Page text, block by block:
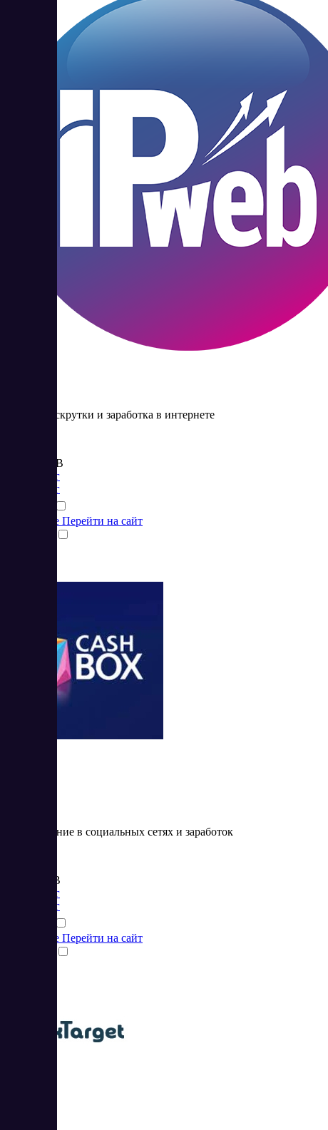
Сервис раскрутки и заработка в интернете
от 129 RUB
Маркетинг
Маркетинг
Подробнее Перейти на сайт
Продвижение в социальных сетях и заработок
от 0.1 RUB
Маркетинг
Маркетинг
Подробнее Перейти на сайт